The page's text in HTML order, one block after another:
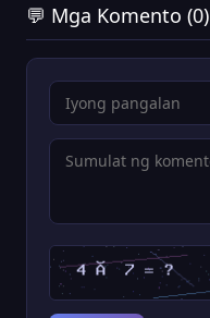
💬 Mga Komento (0)